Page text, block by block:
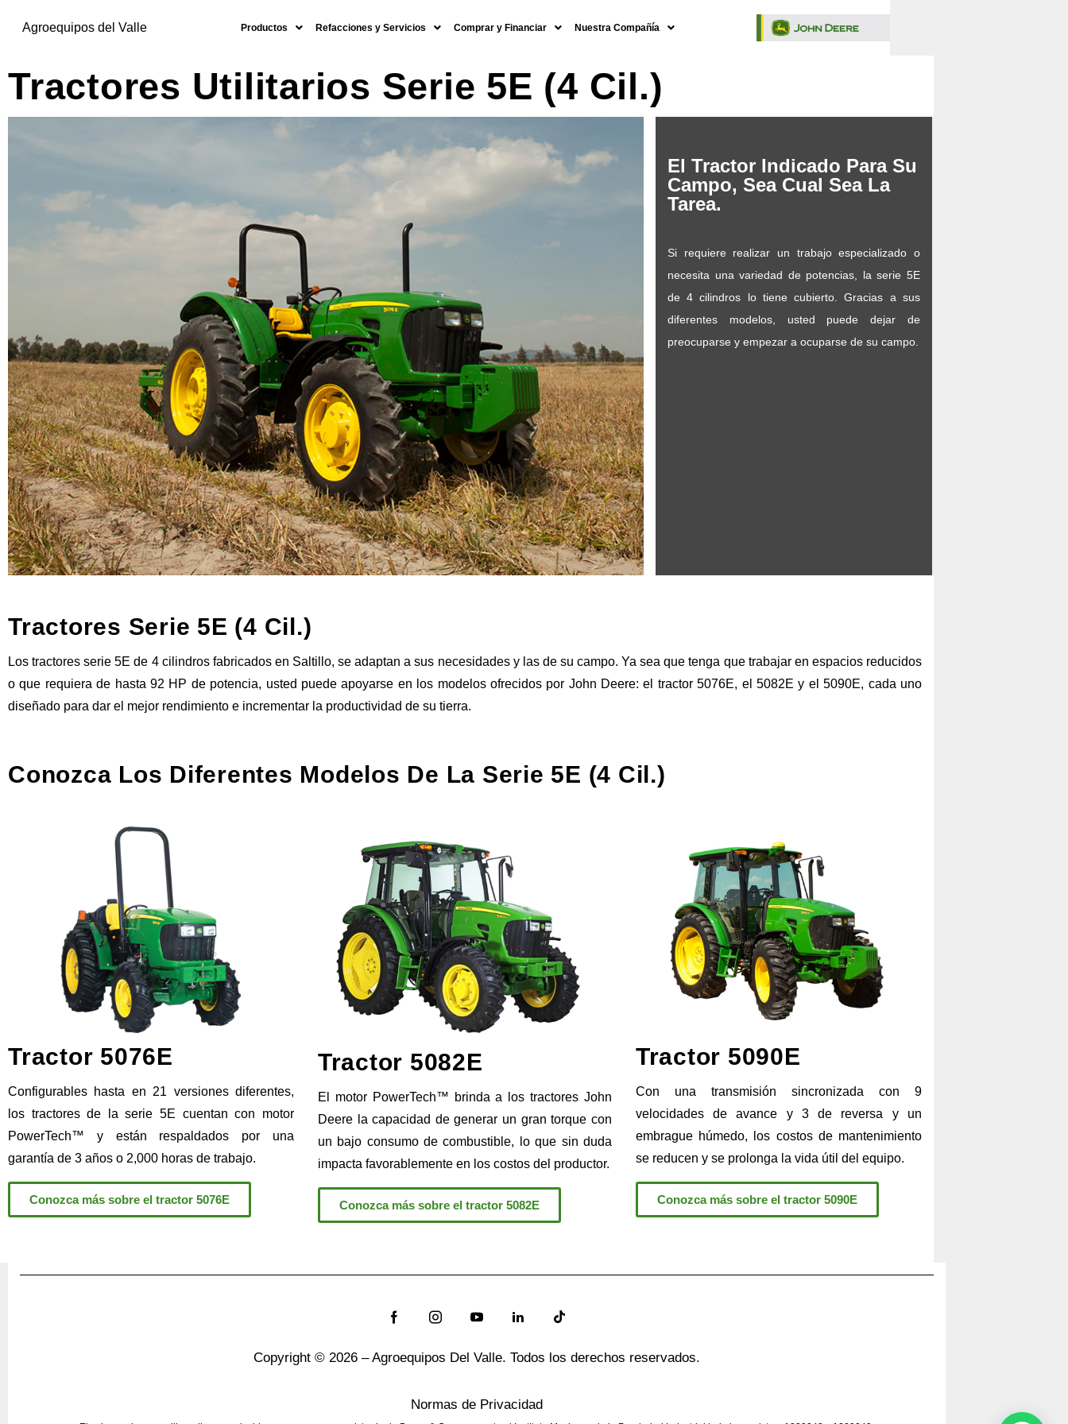
Agroequipos del Valle Productos Refacciones y Servicios Comprar y Financiar Nuestra Compañía
Tractores Utilitarios Serie 5E (4 Cil.)
El Tractor Indicado Para Su
Campo, Sea Cual Sea La
Tarea.
Si requiere realizar un trabajo especializado o
necesita una variedad de potencias, la serie 5E
de 4 cilindros lo tiene cubierto. Gracias a sus
diferentes modelos, usted puede dejar de
preocuparse y empezar a ocuparse de su campo.
Tractores Serie 5E (4 Cil.)
Los tractores serie 5E de 4 cilindros fabricados en Saltillo, se adaptan a sus necesidades y las de su campo. Ya sea que tenga que trabajar en espacios reducidos
o que requiera de hasta 92 HP de potencia, usted puede apoyarse en los modelos ofrecidos por John Deere: el tractor 5076E, el 5082E y el 5090E, cada uno
diseñado para dar el mejor rendimiento e incrementar la productividad de su tierra.
Conozca Los Diferentes Modelos De La Serie 5E (4 Cil.)
Tractor 5076E
Configurables hasta en 21 versiones diferentes,
los tractores de la serie 5E cuentan con motor
PowerTech™ y están respaldados por una
garantía de 3 años o 2,000 horas de trabajo.
Conozca más sobre el tractor 5076E
Tractor 5082E
El motor PowerTech™ brinda a los tractores John
Deere la capacidad de generar un gran torque con
un bajo consumo de combustible, lo que sin duda
impacta favorablemente en los costos del productor.
Conozca más sobre el tractor 5082E
Tractor 5090E
Con una transmisión sincronizada con 9
velocidades de avance y 3 de reversa y un
embrague húmedo, los costos de mantenimiento
se reducen y se prolonga la vida útil del equipo.
Conozca más sobre el tractor 5090E
Copyright © 2026 – Agroequipos Del Valle. Todos los derechos reservados.
Normas de Privacidad